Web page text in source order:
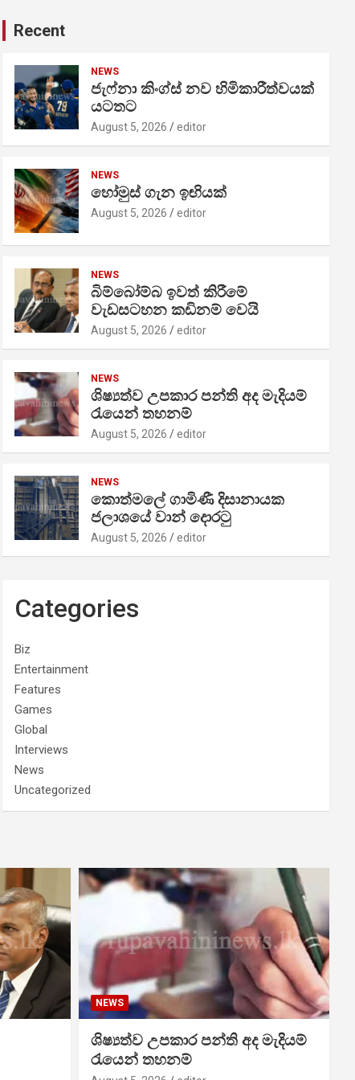
Recent
NEWS
ජැෆ්නා කිංග්ස් නව හිමිකාරීත්වයක්
යටතට
August 5, 2026 editor
NEWS
හෝමුස් ගැන ඉඟියක්
August 5, 2026 editor
NEWS
බිම්බෝම්බ ඉවත් කිරීමේ
වැඩසටහන කඩිනම් වෙයි
August 5, 2026 editor
NEWS
ශිෂ්‍යත්ව උපකාර පන්ති අද මැදියම්
රැයෙන් තහනම්
August 5, 2026 editor
NEWS
කොත්මලේ ගාමිණී දිසානායක
ජලාශයේ වාන් දොරටු
August 5, 2026 editor
Categories
Biz
Entertainment
Features
Games
Global
Interviews
News
Uncategorized
NEWS
ශිෂ්‍යත්ව උපකාර පන්ති අද මැදියම්
රැයෙන් තහනම්